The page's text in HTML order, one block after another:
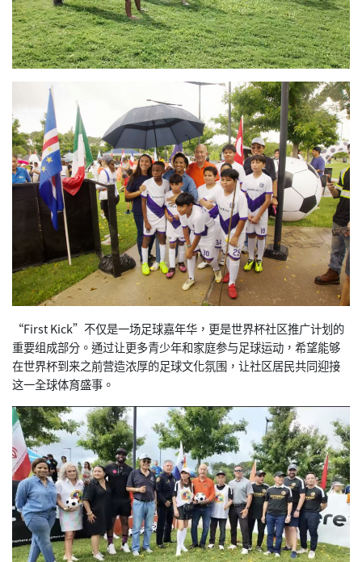
“First Kick”不仅是一场足球嘉年华，更是世界杯社区推广计划的
重要组成部分。通过让更多青少年和家庭参与足球运动，希望能够
在世界杯到来之前营造浓厚的足球文化氛围，让社区居民共同迎接
这一全球体育盛事。